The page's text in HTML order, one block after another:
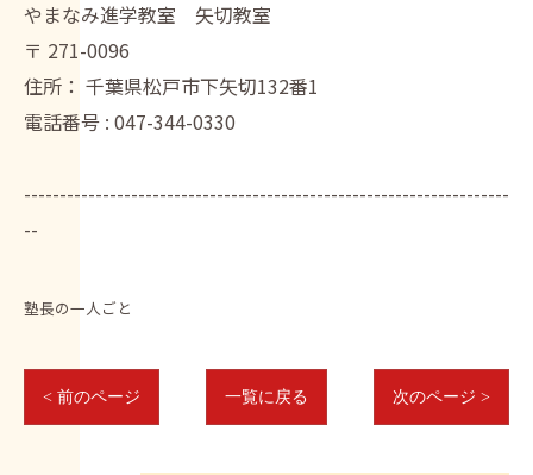
やまなみ進学教室 矢切教室
〒 271-0096
住所： 千葉県松戸市下矢切132番1
電話番号 : 047-344-0330
--------------------------------------------------------------------
--
塾長の一人ごと
< 前のページ 一覧に戻る 次のページ >